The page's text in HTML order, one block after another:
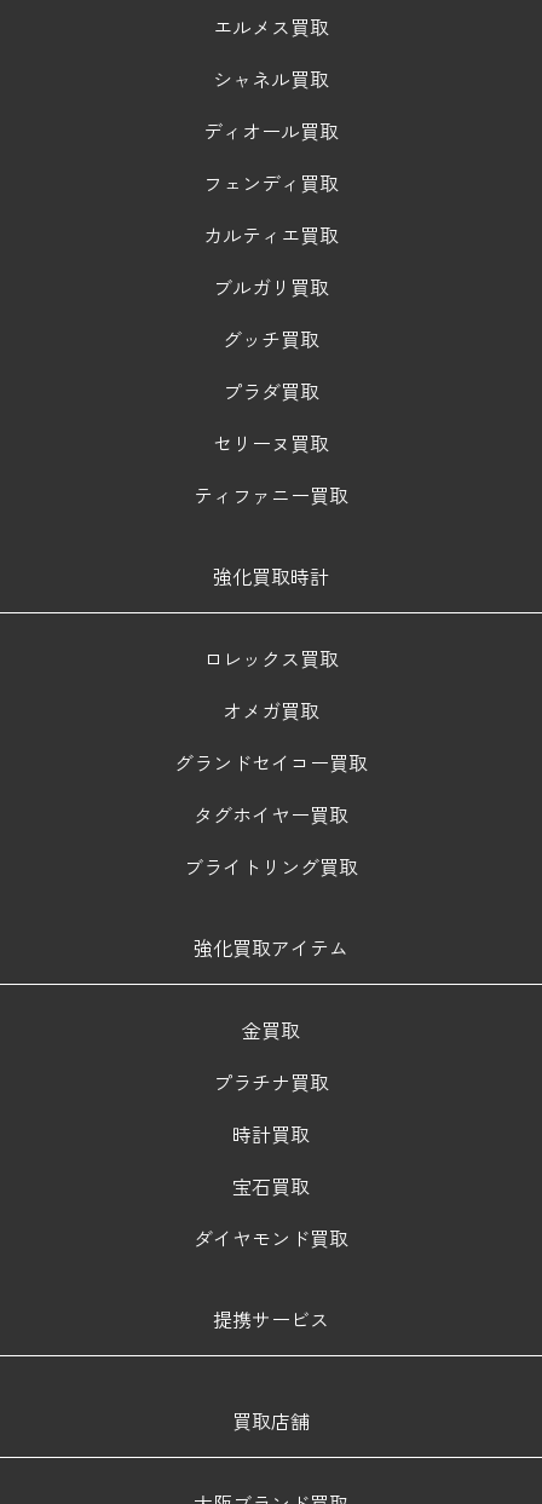
エルメス買取
シャネル買取
ディオール買取
フェンディ買取
カルティエ買取
ブルガリ買取
グッチ買取
プラダ買取
セリーヌ買取
ティファニー買取
強化買取時計
ロレックス買取
オメガ買取
グランドセイコー買取
タグホイヤー買取
ブライトリング買取
強化買取アイテム
金買取
プラチナ買取
時計買取
宝石買取
ダイヤモンド買取
提携サービス
買取店舗